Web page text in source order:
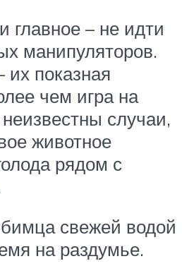
главное – не идти
манипуляторов.
показная
чем игра на
случаи,
животное
рядом с
свежей водой
на раздумье.